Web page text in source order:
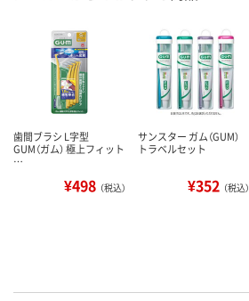
歯間ブラシ L字型
GUM（ガム） 極上フィット
…
¥498 （税込）
サンスター ガム（GUM）
トラベルセット
¥352 （税込）